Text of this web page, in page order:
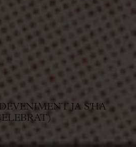
JA S'HA